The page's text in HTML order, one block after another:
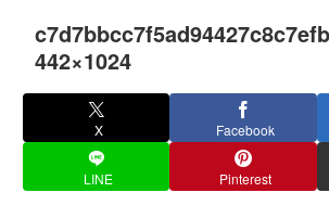
442×1024
X Facebook
LINE Pinterest